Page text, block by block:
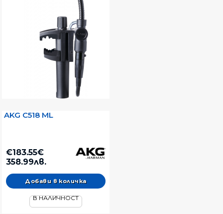
AKG C518 ML
€183.55€
358.99лв.
В НАЛИЧНОСТ